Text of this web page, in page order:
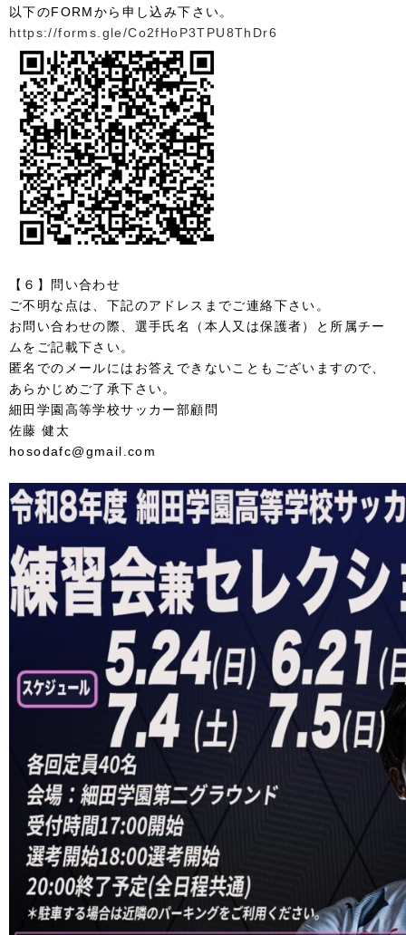
以下のFORMから申し込み下さい。
https://forms.gle/Co2fHoP3TPU8ThDr6
【６】問い合わせ
ご不明な点は、下記のアドレスまでご連絡下さい。
お問い合わせの際、選手氏名（本人又は保護者）と所属チー
ムをご記載下さい。
匿名でのメールにはお答えできないこともございますので、
あらかじめご了承下さい。
細田学園高等学校サッカー部顧問
佐藤 健太
hosodafc@gmail.com